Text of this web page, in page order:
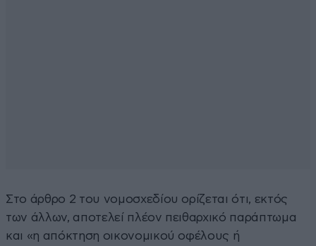
Στο άρθρο 2 του νομοσχεδίου ορίζεται ότι, εκτός
των άλλων, αποτελεί πλέον πειθαρχικό παράπτωμα
και «η απόκτηση οικονομικού οφέλους ή